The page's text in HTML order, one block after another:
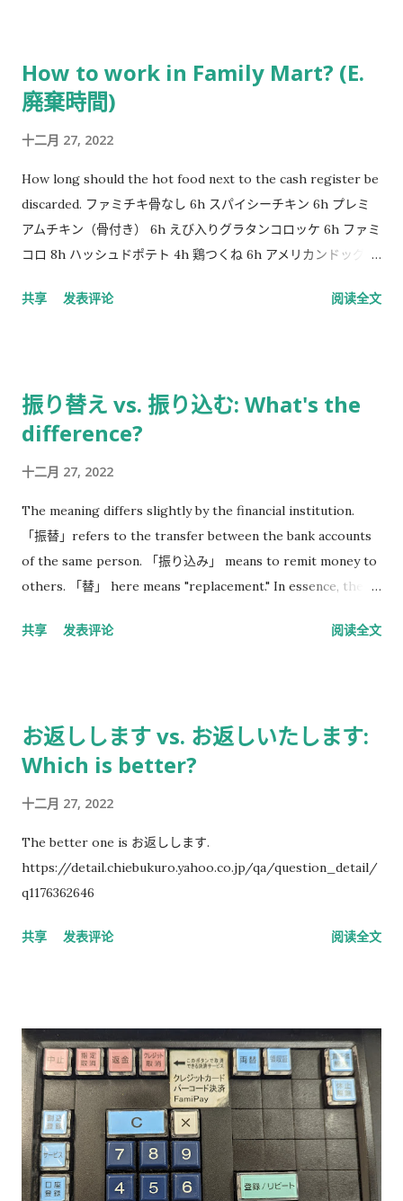
How to work in Family Mart? (E.
廃棄時間)
十二月 27, 2022
How long should the hot food next to the cash register be
discarded. ファミチキ骨なし 6h スパイシーチキン 6h プレミ
アムチキン（骨付き） 6h えび入りグラタンコロッケ 6h ファミ
コロ 8h ハッシュドポテト 4h 鶏つくね 6h アメリカンドッグ
認） 直火焼（じかびやき）ローストチキンレッグ（骨付き）
discarded. If you start work in the evening, most of these
foods will be written with the date and specific time of the
means 18 o'clock. This means you must remove the food
from the shelves before 18:00 today.
共享 发表评论 阅读全文
振り替え vs. 振り込む: What's the
difference?
十二月 27, 2022
The meaning differs slightly by the financial institution.
「振替」refers to the transfer between the bank accounts
of the same person. 「振り込み」 means to remit money to
others. 「替」 here means "replacement." In essence, the
money in different accounts has been replaced. So "「振
共享 发表评论 阅读全文
お返しします vs. お返しいたします:
Which is better?
十二月 27, 2022
The better one is お返しします.
https://detail.chiebukuro.yahoo.co.jp/qa/question_detail/
q1176362646
共享 发表评论 阅读全文